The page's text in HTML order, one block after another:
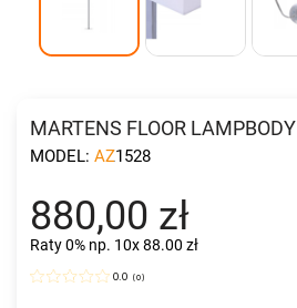
MARTENS FLOOR LAMPBODY
MODEL: AZ1528
880,00 zł
Raty 0% np. 10x 88.00 zł
0.0 (0)